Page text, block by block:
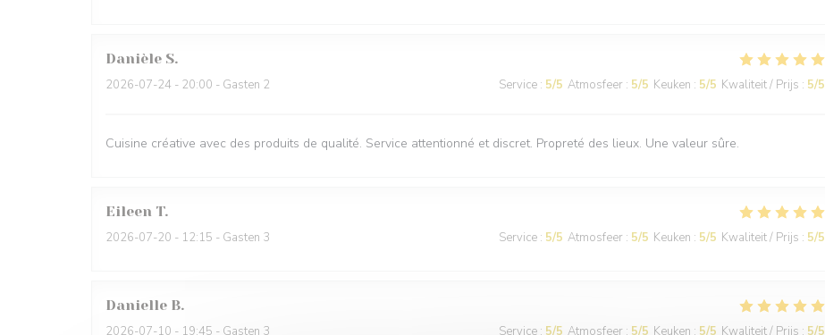
Danièle S
2026-07-24 - 20:00 - Gasten 2 Service : 5/5 Atmosfeer : 5/5 Keuken : 5/5 Kwaliteit / Prijs : 5/5
Cuisine créative avec des produits de qualité. Service attentionné et discret. Propreté des lieux. Une valeur sûre.
Eileen T
2026-07-20 - 12:15 - Gasten 3 Service : 5/5 Atmosfeer : 5/5 Keuken : 5/5 Kwaliteit / Prijs : 5/5
Danielle B
2026-07-10 - 19:45 - Gasten 3 Service : 5/5 Atmosfeer : 5/5 Keuken : 5/5 Kwaliteit / Prijs : 5/5